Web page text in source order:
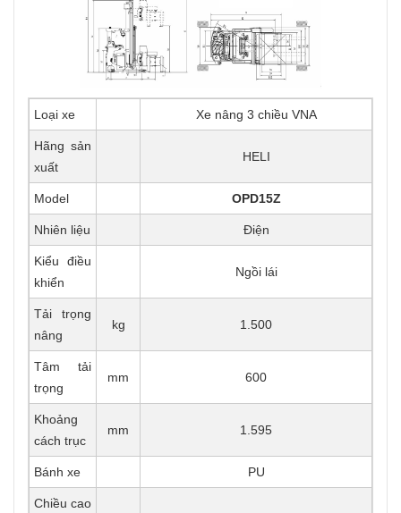
Loại xe Xe nâng 3 chiều VNA
Hãng sản
xuất
HELI
Model OPD15Z
Nhiên liệu Điện
Kiểu điều
khiển
Ngồi lái
Tải trọng
nâng
kg 1.500
Tâm tải
trọng
mm 600
Khoảng
cách trục
mm 1.595
Bánh xe PU
Chiều cao